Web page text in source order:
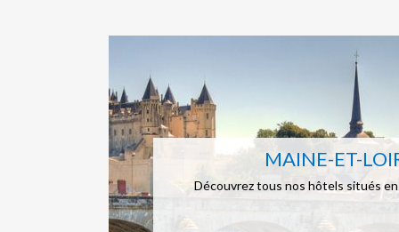
MAINE-ET-
Découvrez tous nos hôtels situés